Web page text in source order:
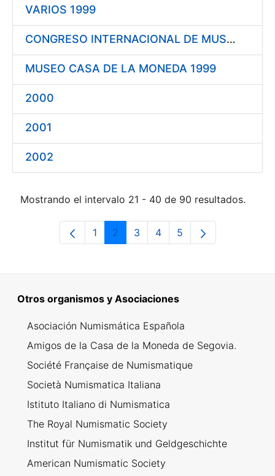
VARIOS 1999
CONGRESO INTERNACIONAL DE MUSEOLOGÍA DEL DINERO 1999
MUSEO CASA DE LA MONEDA 1999
2000
2001
2002
Mostrando el intervalo 21 - 40 de 90 resultados.
Página
1 Página
2 Página
3 Página
4 Página
5
Otros organismos y Asociaciones
Asociación Numismática Española
Amigos de la Casa de la Moneda de Segovia.
Société Française de Numismatique
Società Numismatica Italiana
Istituto Italiano di Numismatica
The Royal Numismatic Society
Institut für Numismatik und Geldgeschichte
American Numismatic Society